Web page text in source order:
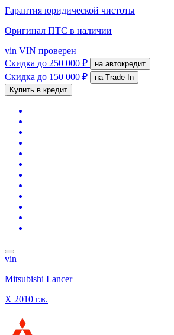
Гарантия юридической чистоты
Оригинал ПТС в наличии
vin VIN проверен
Скидка до 250 000 ₽ на автокредит
Скидка до 150 000 ₽
на Trade-In
Купить в кредит
vin
Mitsubishi Lancer
X 2010 г.в.